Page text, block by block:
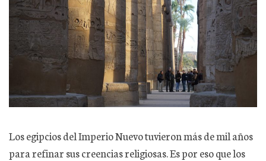
Los egipcios del Imperio Nuevo tuvieron más de mil años
para refinar sus creencias religiosas. Es por eso que los